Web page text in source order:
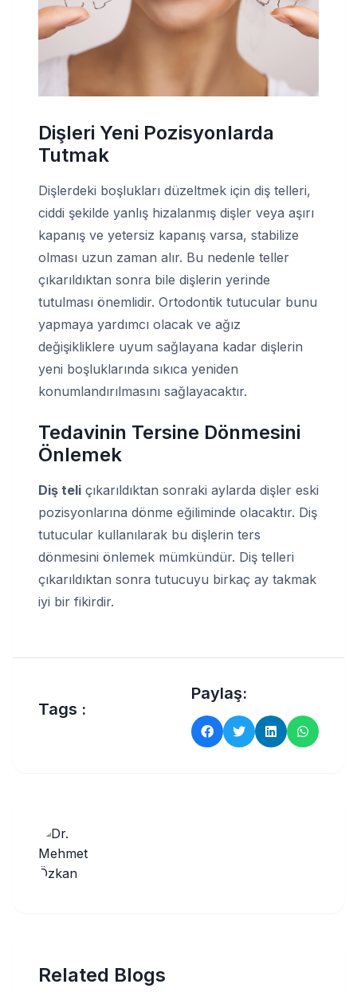
Dişleri Yeni Pozisyonlarda
Tutmak
Dişlerdeki boşlukları düzeltmek için diş telleri,
ciddi şekilde yanlış hizalanmış dişler veya aşırı
kapanış ve yetersiz kapanış varsa, stabilize
olması uzun zaman alır. Bu nedenle teller
çıkarıldıktan sonra bile dişlerin yerinde
tutulması önemlidir. Ortodontik tutucular bunu
yapmaya yardımcı olacak ve ağız
değişikliklere uyum sağlayana kadar dişlerin
yeni boşluklarında sıkıca yeniden
konumlandırılmasını sağlayacaktır.
Tedavinin Tersine Dönmesini
Önlemek
Diş teli çıkarıldıktan sonraki aylarda dişler eski
pozisyonlarına dönme eğiliminde olacaktır. Diş
tutucular kullanılarak bu dişlerin ters
dönmesini önlemek mümkündür. Diş telleri
çıkarıldıktan sonra tutucuyu birkaç ay takmak
iyi bir fikirdir.
Tags :
Paylaş:
Related Blogs